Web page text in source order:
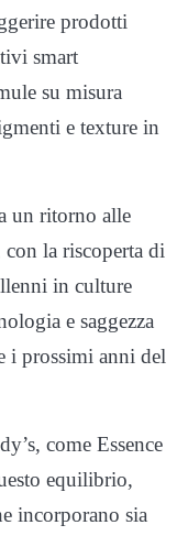
prodotti
smart
su misura
e texture in
un ritorno alle
con la riscoperta di
in culture
e saggezza
i prossimi anni del
come Essence
equilibrio,
incorporano sia